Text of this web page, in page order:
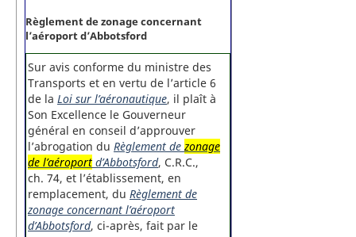
Règlement de zonage concernant
l’aéroport d’Abbotsford
Sur avis conforme du ministre des
Transports et en vertu de l’article 6
de la Loi sur l’aéronautique, il plaît à
Son Excellence le Gouverneur
général en conseil d’approuver
l’abrogation du Règlement de zonage
de l’aéroport d’Abbotsford, C.R.C.,
ch. 74, et l’établissement, en
remplacement, du Règlement de
zonage concernant l’aéroport
d’Abbotsford, ci-après, fait par le